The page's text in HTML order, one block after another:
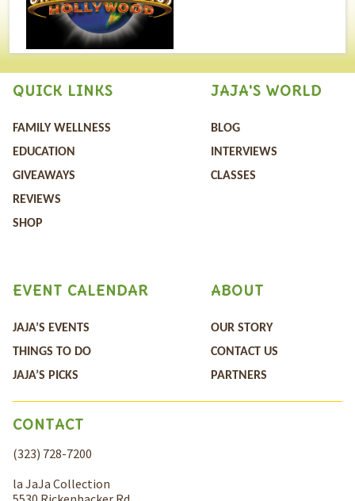
QUICK LINKS
FAMILY WELLNESS
EDUCATION
GIVEAWAYS
REVIEWS
SHOP
JAJA'S WORLD
BLOG
INTERVIEWS
CLASSES
ABOUT
OUR STORY
CONTACT US
PARTNERS
EVENT CALENDAR
JAJA’S EVENTS
THINGS TO DO
JAJA’S PICKS
CONTACT
(323) 728-7200
la JaJa Collection